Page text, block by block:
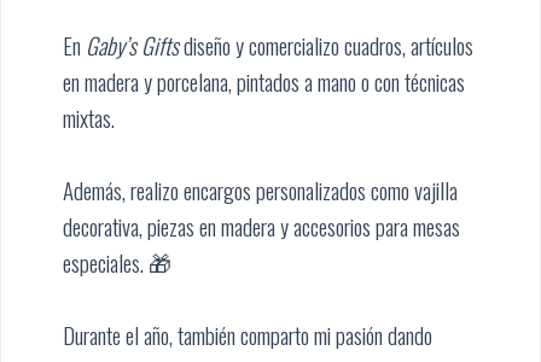
En Gaby’s Giftsdiseño y comercializo cuadros, artículos
en madera y porcelana, pintados a mano o con técnicas
mixtas.
Además, realizo encargos personalizados como vajilla
decorativa, piezas en madera y accesorios para mesas
especiales. 🎁
Durante el año, también comparto mi pasión dando